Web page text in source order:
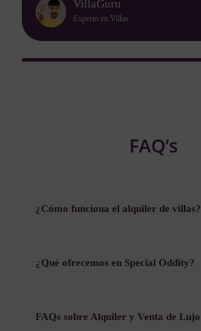
VillaStars
Experto en Lujo
FAQ’s
¿Cómo funciona el alquiler de villas?
¿Qué ofrecemos en Special Oddity?
FAQs sobre Alquiler y Venta de Lujo